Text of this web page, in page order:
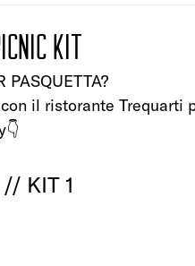
kit
PASQUETTA?
il ristorante
KIT 1